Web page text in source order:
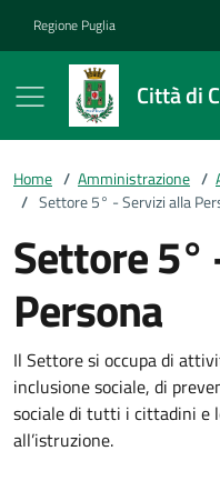
Regione Puglia
Città di
Home / Amministrazione /
/ Settore 5° - Servizi alla
Settore 5°
Persona
Il Settore si occupa di
inclusione sociale, di
sociale di tutti i cittadini e
all’istruzione.